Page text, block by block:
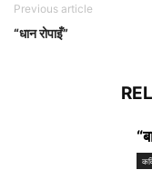
Previous article
“धान रोपाइँ”